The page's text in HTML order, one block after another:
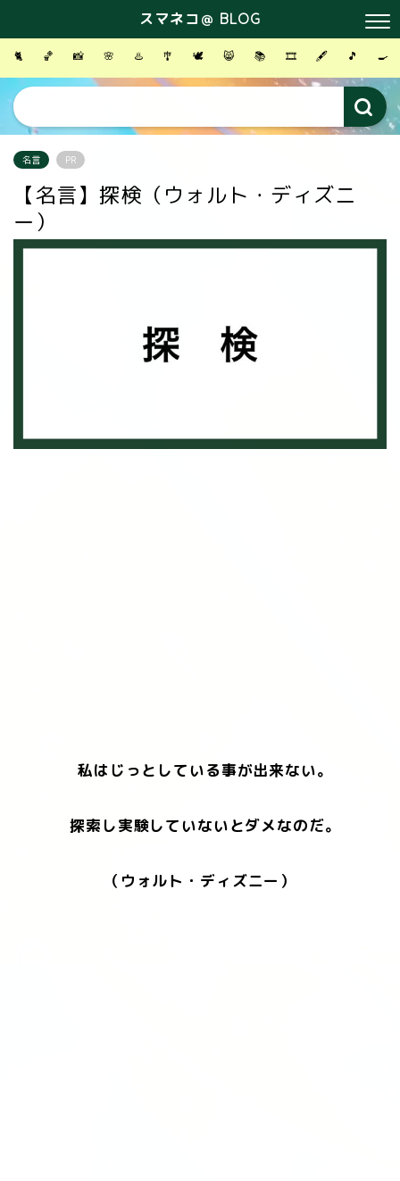
スマネコ＠ BLOG
🐈 🏀 📸 🌸 ♨️ 🎐 🕊 😸 📚 🎞 🖋 🎵 🍳
名言 PR
【名言】探検（ウォルト・ディズニ
ー）
私はじっとしている事が出来ない。
探索し実験していないとダメなのだ。
（ウォルト・ディズニー）